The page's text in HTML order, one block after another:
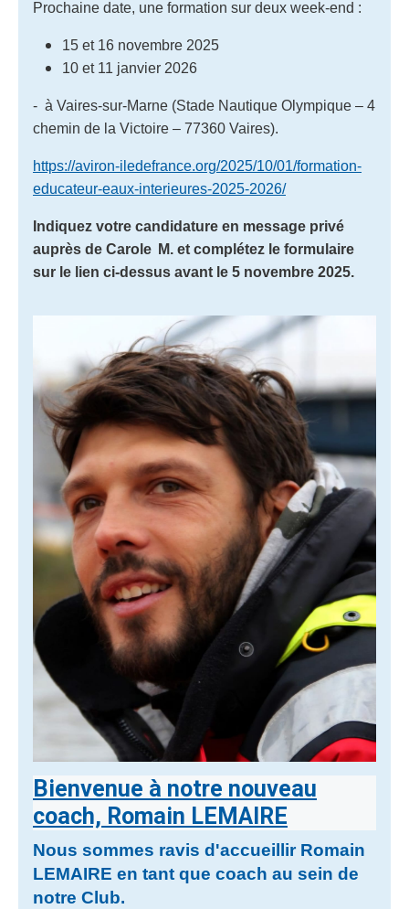
Prochaine date, une formation sur deux week-end :
15 et 16 novembre 2025
10 et 11 janvier 2026
- à Vaires-sur-Marne (Stade Nautique Olympique – 4
chemin de la Victoire – 77360 Vaires).
https://aviron-iledefrance.org/2025/10/01/formation-
educateur-eaux-interieures-2025-2026/
Indiquez votre candidature en message privé
auprès de Carole M. et complétez le formulaire
sur le lien ci-dessus avant le 5 novembre 2025.
Bienvenue à notre nouveau
coach, Romain LEMAIRE
Nous sommes ravis d'accueillir Romain
LEMAIRE en tant que coach au sein de
notre Club.